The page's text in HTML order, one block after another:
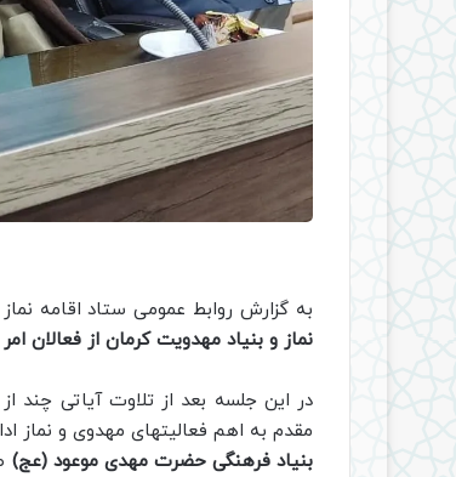
به گزارش روابط عمومی ستاد اقامه
نماز و بنیاد مهدویت کرمان از فعالان
در این جلسه بعد از تلاوت آیاتی چند از
مقدم به اهم فعالیتهای مهدوی و نماز
بنیاد فرهنگی حضرت مهدی موعود (عج)